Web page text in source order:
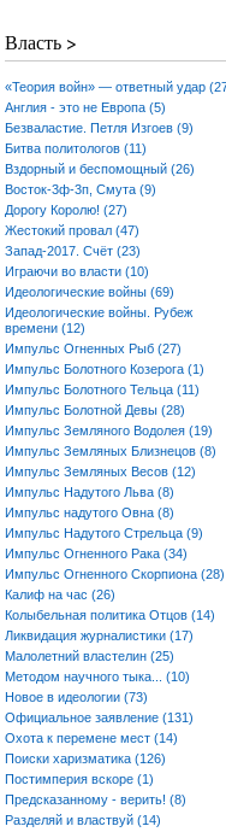
Власть >
«Теория войн» — ответный удар
Англия - это не Европа (5)
Безваластие. Петля Изгоев (9)
Битва политологов (11)
Вздорный и беспомощный (26)
Восток-3ф-3п, Смута (9)
Дорогу Королю! (27)
Жестокий провал (47)
Запад-2017. Счёт (23)
Играючи во власти (10)
Идеологические войны (69)
Идеологические войны. Рубеж
времени (12)
Импульс Огненных Рыб (27)
Импульс Болотного Козерога (1)
Импульс Болотного Тельца (11)
Импульс Болотной Девы (28)
Импульс Земляного Водолея (19)
Импульс Земляных Близнецов (8)
Импульс Земляных Весов (12)
Импульс Надутого Льва (8)
Импульс надутого Овна (8)
Импульс Надутого Стрельца (9)
Импульс Огненного Рака (34)
Импульс Огненного Скорпиона (28)
Калиф на час (26)
Колыбельная политика Отцов (14)
Ликвидация журналистики (17)
Малолетний властелин (25)
Методом научного тыка... (10)
Новое в идеологии (73)
Официальное заявление (131)
Охота к перемене мест (14)
Поиски харизматика (126)
Постимперия вскоре (1)
Предсказанному - верить! (8)
Разделяй и властвуй (14)